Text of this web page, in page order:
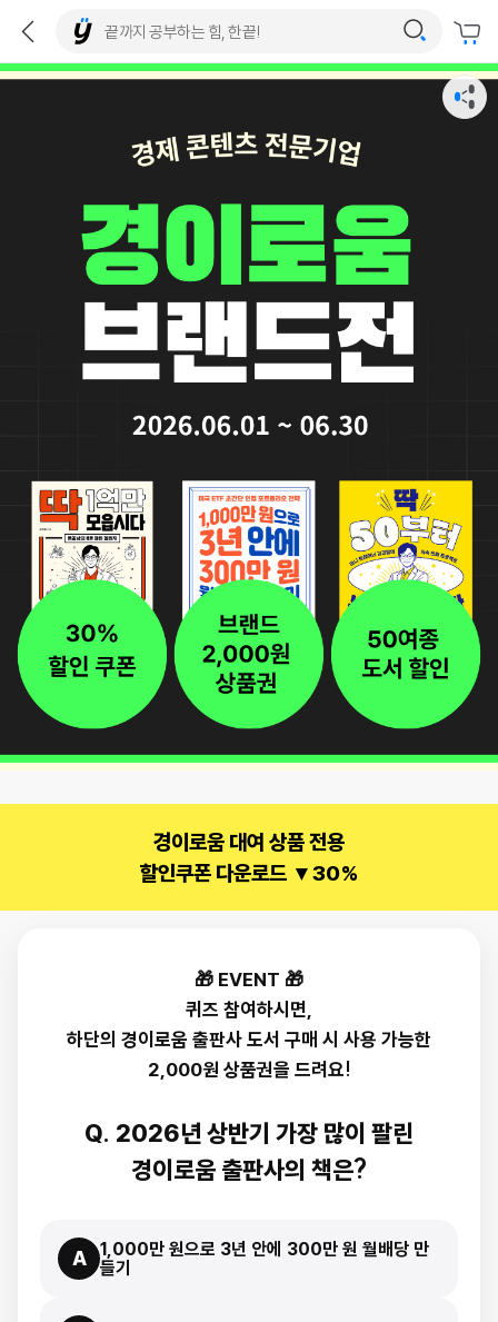
경이로움 대여 상품 전용
할인쿠폰 다운로드 ▼30%
🎁 EVENT 🎁
퀴즈 참여하시면,
하단의 경이로움 출판사 도서 구매 시 사용 가능한
2,000원 상품권을 드려요!
Q. 2026년 상반기 가장 많이 팔린
경이로움 출판사의 책은?
A
1,000만 원으로 3년 안에 300만 원 월배당 만
들기